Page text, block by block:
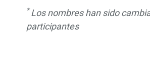
*Los nombres han sido
participantes